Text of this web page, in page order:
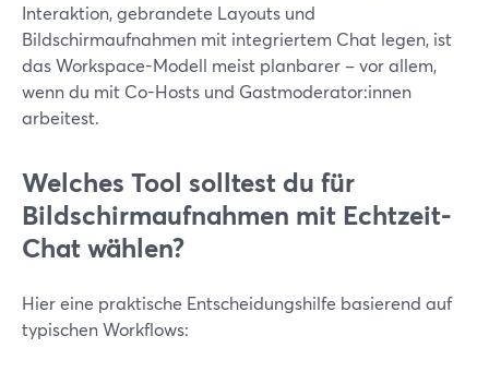
Interaktion, gebrandete Layouts und
Bildschirmaufnahmen mit integriertem Chat legen, ist
das Workspace-Modell meist planbarer – vor allem,
wenn du mit Co-Hosts und Gastmoderator:innen
arbeitest.
Welches Tool solltest du für
Bildschirmaufnahmen mit Echtzeit-
Chat wählen?
Hier eine praktische Entscheidungshilfe basierend auf
typischen Workflows: